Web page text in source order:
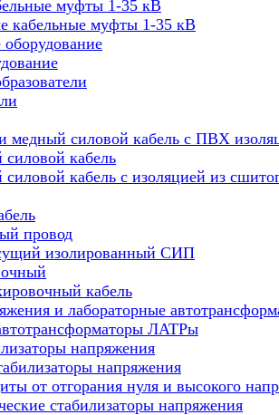
муфты 1-35 кВ
кабельные муфты 1-35 кВ
силовой кабель с ПВХ
кабель
кабель с изоляцией из
провод
изолированный СИП
кабель
и лабораторные
ЛАТРы
напряжения
напряжения
от отгорания нуля и высокого
стабилизаторы напряжения